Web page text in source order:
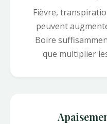
Fièvre,
peuvent
Boire
que multiplier